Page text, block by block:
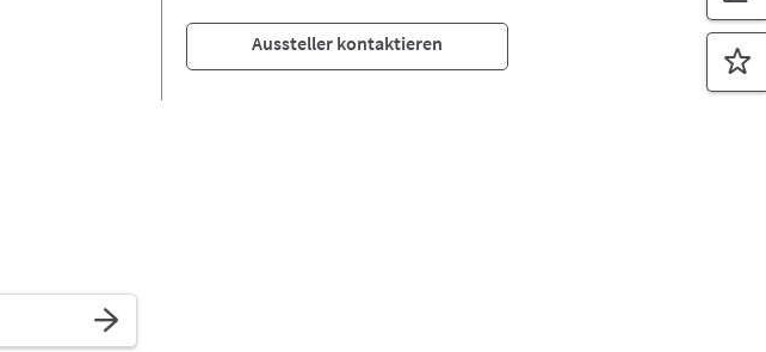
Aussteller kontaktieren